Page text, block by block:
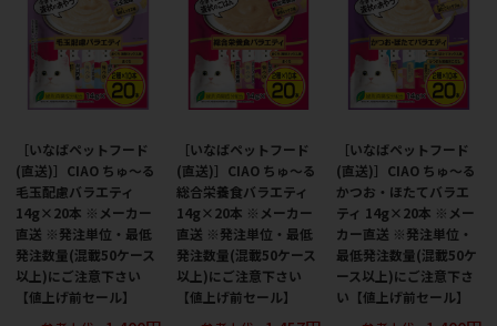
［いなばペットフード
(直送)］CIAO ちゅ～る
毛玉配慮バラエティ
14g×20本 ※メーカー
直送 ※発注単位・最低
発注数量(混載50ケース
以上)にご注意下さい
【値上げ前セール】
［いなばペットフード
(直送)］CIAO ちゅ～る
総合栄養食バラエティ
14g×20本 ※メーカー
直送 ※発注単位・最低
発注数量(混載50ケース
以上)にご注意下さい
【値上げ前セール】
［いなばペットフード
(直送)］CIAO ちゅ～る
かつお・ほたてバラエ
ティ 14g×20本 ※メー
カー直送 ※発注単位・
最低発注数量(混載50ケ
ース以上)にご注意下さ
い【値上げ前セール】